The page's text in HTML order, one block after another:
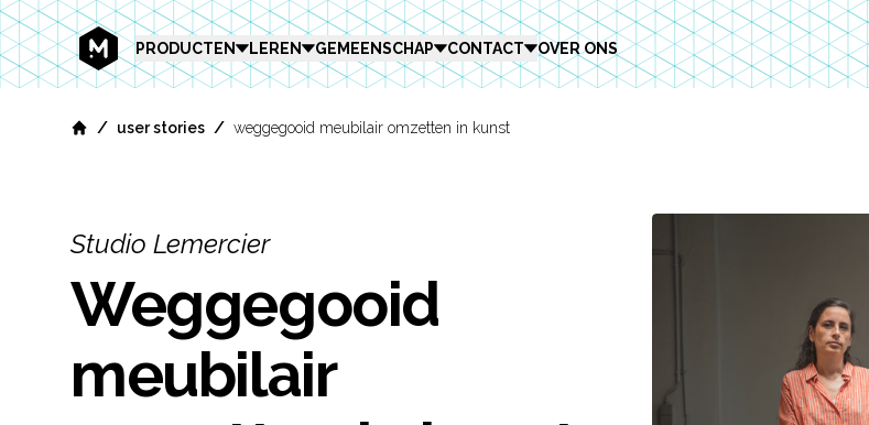
MEKANIKAPRODUCTEN LEREN GEMEENSCHAP CONTACT OVER ONS
/ user stories / weggegooid meubilair omzetten in kunst
Studio Lemercier
Weggegooid
meubilair